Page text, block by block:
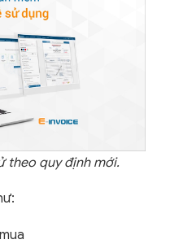
theo quy định mới.